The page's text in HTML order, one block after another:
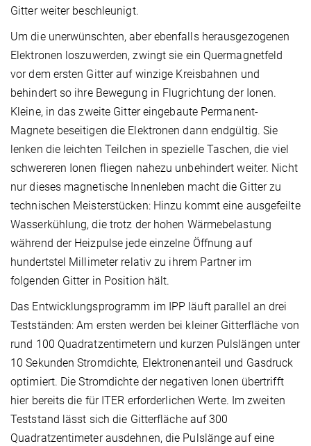
Gitter weiter beschleunigt.
Um die unerwünschten, aber ebenfalls herausgezogenen
Elektronen loszuwerden, zwingt sie ein Quermagnetfeld
vor dem ersten Gitter auf winzige Kreisbahnen und
behindert so ihre Bewegung in Flugrichtung der Ionen.
Kleine, in das zweite Gitter eingebaute Permanent-
Magnete beseitigen die Elektronen dann endgültig. Sie
lenken die leichten Teilchen in spezielle Taschen, die viel
schwereren Ionen fliegen nahezu unbehindert weiter. Nicht
nur dieses magnetische Innenleben macht die Gitter zu
technischen Meisterstücken: Hinzu kommt eine ausgefeilte
Wasserkühlung, die trotz der hohen Wärmebelastung
während der Heizpulse jede einzelne Öffnung auf
hundertstel Millimeter relativ zu ihrem Partner im
folgenden Gitter in Position hält.
Das Entwicklungsprogramm im IPP läuft parallel an drei
Testständen: Am ersten werden bei kleiner Gitterfläche von
rund 100 Quadratzentimetern und kurzen Pulslängen unter
10 Sekunden Stromdichte, Elektronenanteil und Gasdruck
optimiert. Die Stromdichte der negativen Ionen übertrifft
hier bereits die für ITER erforderlichen Werte. Im zweiten
Teststand lässt sich die Gitterfläche auf 300
Quadratzentimeter ausdehnen, die Pulslänge auf eine